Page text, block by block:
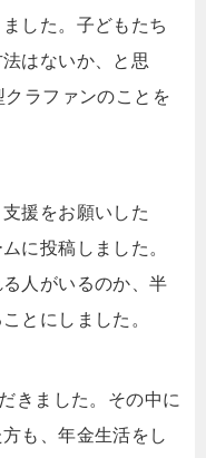
した。子どもたち
はないか、と思
ラファンのことを
援をお願いした
に投稿しました。
人がいるのか、半
とにしました。
きました。その中に
も、年金生活をし